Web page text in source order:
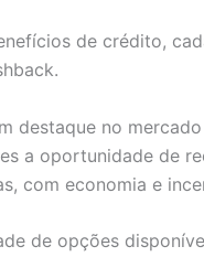
de crédito,
destaque no
a oportunidade de
com economia e
de opções